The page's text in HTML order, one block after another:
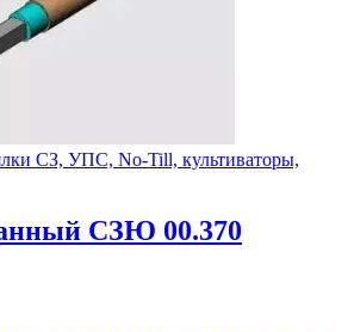
СЗ, УПС, No-Till, культиваторы,
СЗЮ 00.370